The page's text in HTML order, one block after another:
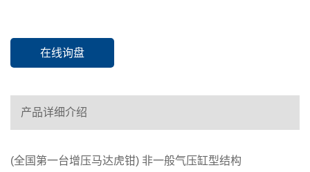
在线询盘
产品详细介绍
(全国第一台增压马达虎钳) 非一般气压缸型结构